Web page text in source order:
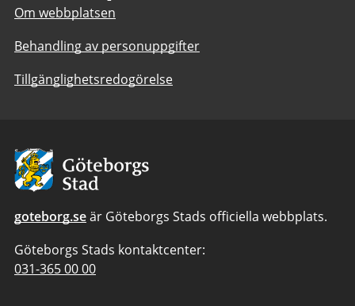
Om webbplatsen
Behandling av personuppgifter
Tillgänglighetsredogörelse
Avsändare:
Göteborgs
Stad
goteborg.seär Göteborgs Stads officiella webbplats.
Göteborgs Stads kontaktcenter:
Telefonnummer
031-365 00 00